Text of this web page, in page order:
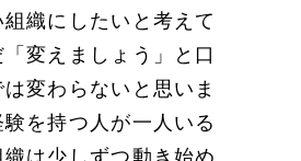
織にしたいと考えて
変えましょう」と口
変わらないと思いま
を持つ人が一人いる